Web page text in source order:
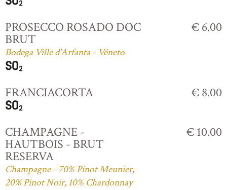
PROSECCO ROSADO DOC
BRUT
Bodega Ville d'Arfanta - Véneto
€ 6.00
FRANCIACORTA € 8.00
CHAMPAGNE -
HAUTBOIS - BRUT
RESERVA
Champagne - 70% Pinot Meunier,
20% Pinot Noir, 10% Chardonnay
€ 10.00